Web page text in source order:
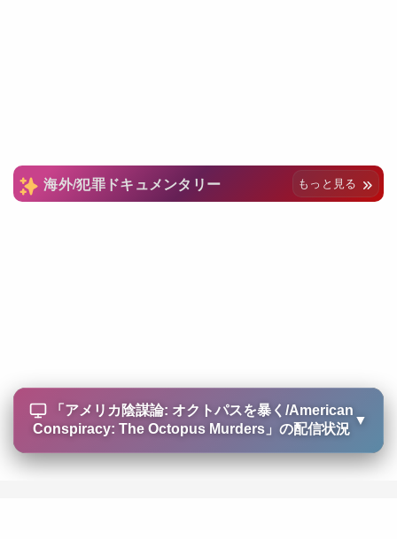
海外/犯罪ドキュメンタリー もっと見る
「 アメリカ陰謀論: オクトパスを暴く/American
Conspiracy: The Octopus Murders」の配信状況
▼